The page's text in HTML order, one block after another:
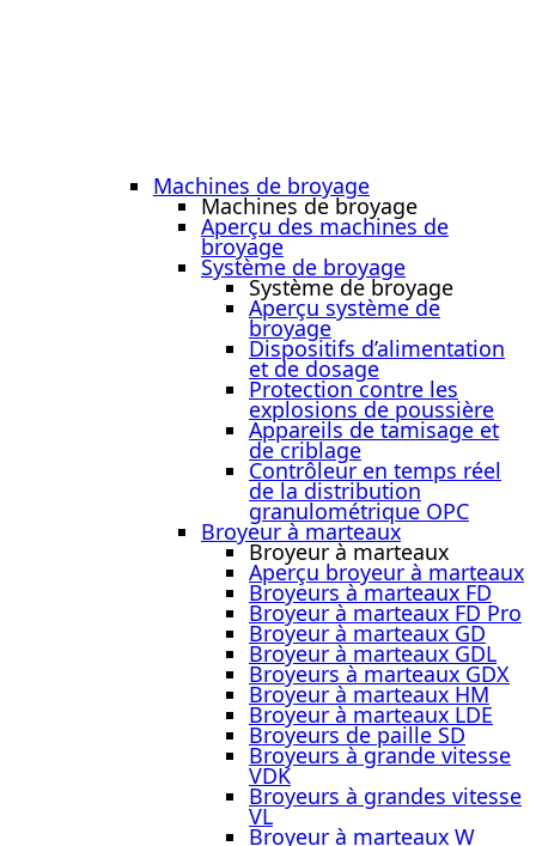
Machines de broyage
Machines de broyage
Aperçu des machines de
broyage
Système de broyage
Système de broyage
Aperçu système de
broyage
Dispositifs d’alimentation
et de dosage
Protection contre les
explosions de poussière
Appareils de tamisage et
de criblage
Contrôleur en temps réel
de la distribution
granulométrique OPC
Broyeur à marteaux
Broyeur à marteaux
Aperçu broyeur à marteaux
Broyeurs à marteaux FD
Broyeur à marteaux FD Pro
Broyeur à marteaux GD
Broyeur à marteaux GDL
Broyeurs à marteaux GDX
Broyeur à marteaux HM
Broyeur à marteaux LDE
Broyeurs de paille SD
Broyeurs à grande vitesse
VDK
Broyeurs à grandes vitesse
VL
Broyeur à marteaux W